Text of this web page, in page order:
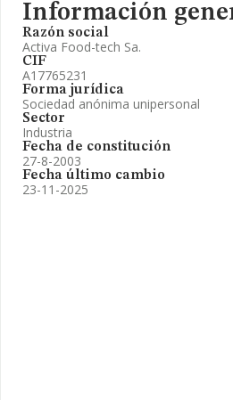
Información
Razón social
Activa Food-tech Sa.
CIF
A17765231
Forma jurídica
Sociedad anónima unipersonal
Sector
Industria
Fecha de constitución
27-8-2003
Fecha último cambio
23-11-2025